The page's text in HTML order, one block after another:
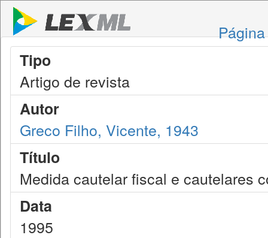
Tipo
Artigo de revista
Autor
Greco Filho, Vicente, 1943
Título
Medida cautelar fiscal e cautelares
Data
1995